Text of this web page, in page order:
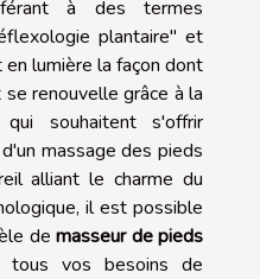
à des termes
plantaire" et
lumière la façon dont
renouvelle grâce à la
souhaitent s'offrir
massage des pieds
alliant le charme du
il est possible
de masseur de pieds
tous vos besoins de